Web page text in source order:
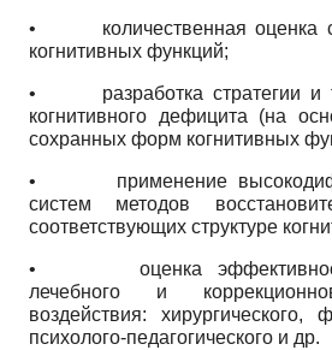
• количественная
когнитивных функций;
• разработка стратегии и
когнитивного дефицита (на
сохранных форм когнитивных
• применение
систем методов
соответствующих структуре
•оценка
лечебного и
воздействия: хирургического,
психолого-педагогического и др.